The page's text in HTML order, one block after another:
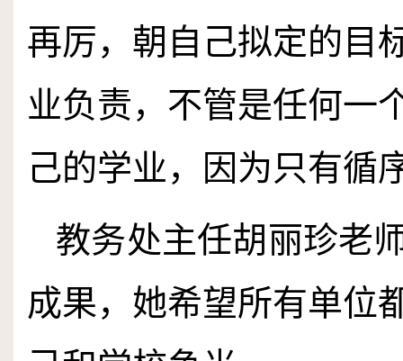
再厉，朝自己拟定的目
业负责，不管是任何一
己的学业，因为只有循
教务处主任胡丽珍老
成果，她希望所有单位